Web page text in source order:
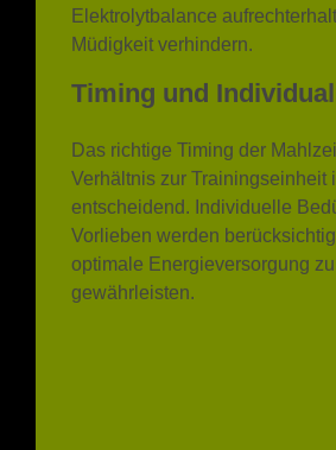
Timing und
Das richtige Timing der
entscheidend. Individuelle
Vorlieben werden
optimale Energieversorgung zu
gewährleisten.